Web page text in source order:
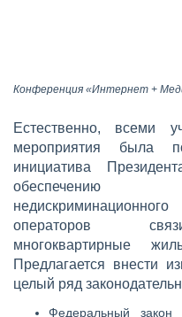
Конференция «Интернет +
Естественно, всеми
мероприятия была
инициатива
обеспечению
операторов
многоквартирные
Предлагается внести
целый ряд
Федеральный